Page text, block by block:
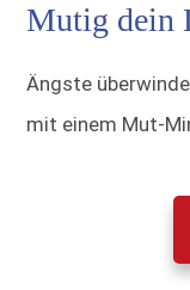
Mutig dein
Ängste
mit einem Mut-